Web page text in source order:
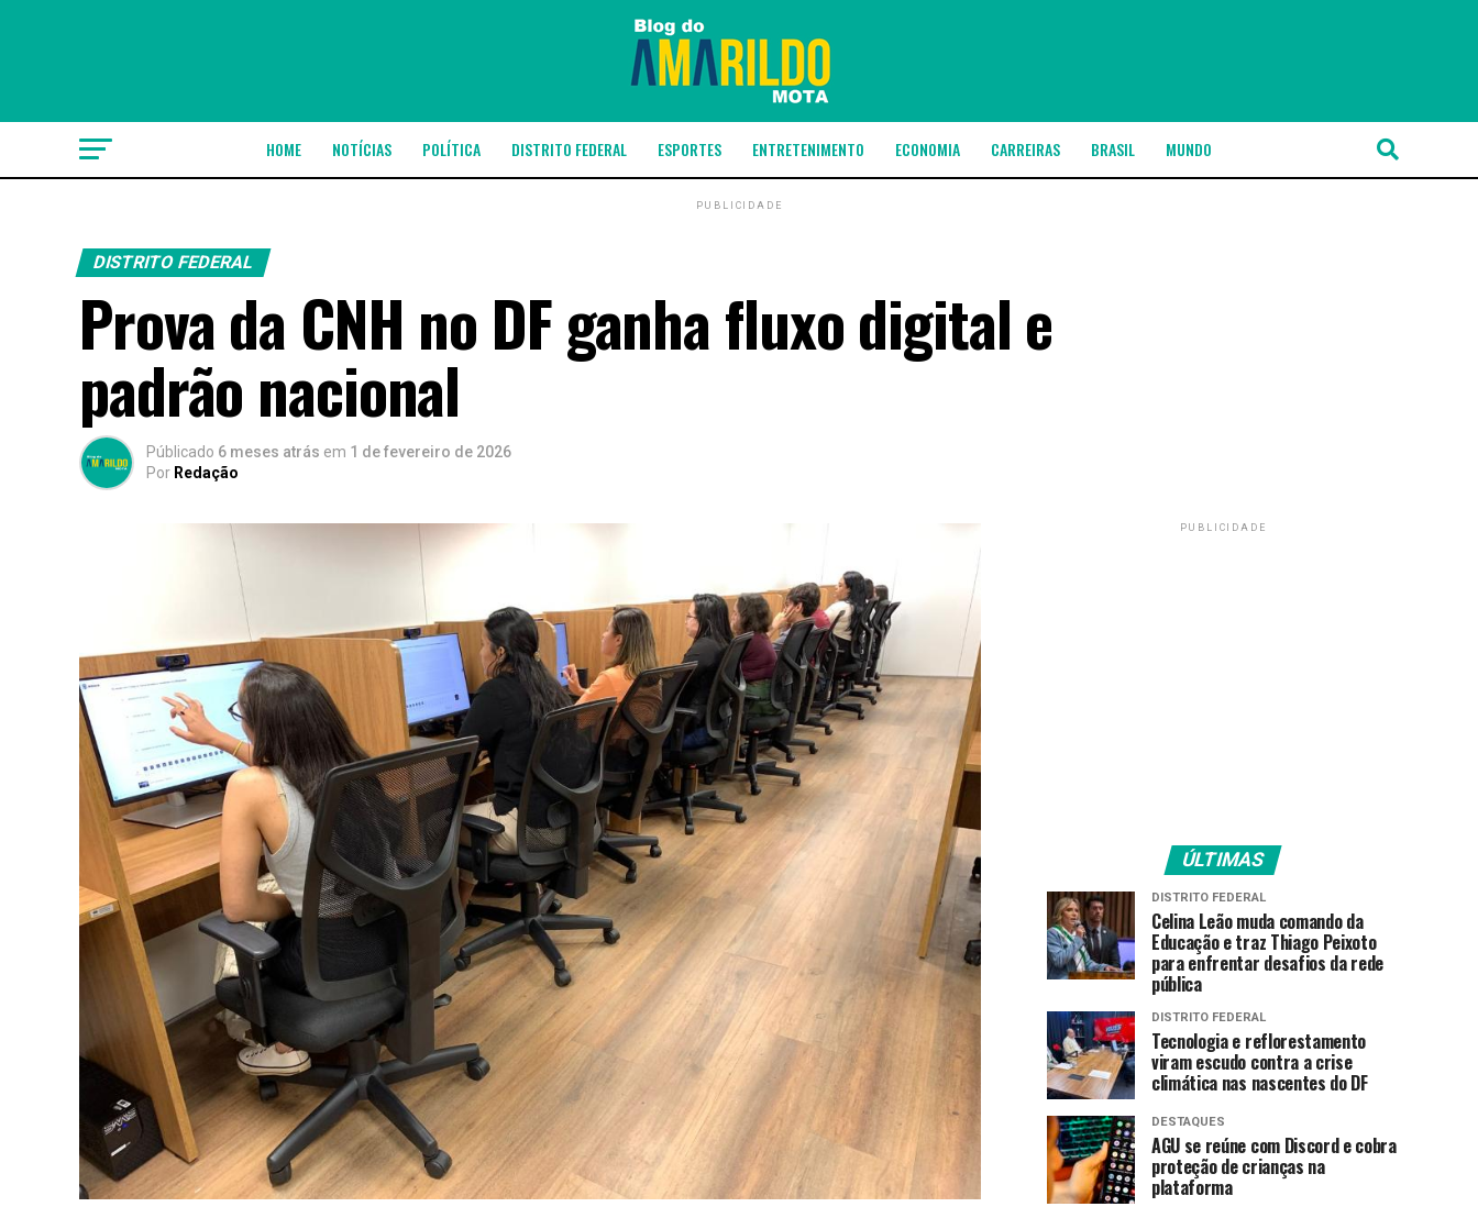
HOME NOTÍCIAS POLÍTICA DISTRITO FEDERAL ESPORTES ENTRETENIMENTO ECONOMIA CARREIRAS BRASIL MUNDO
PUBLICIDADE
DISTRITO FEDERAL
Prova da CNH no DF ganha fluxo digital e
padrão nacional
Públicado 6 meses atrás em 1 de fevereiro de 2026
Por Redação
PUBLICIDADE
ÚLTIMAS
DISTRITO FEDERAL
Celina Leão muda comando da
Educação e traz Thiago Peixoto
para enfrentar desafios da rede
pública
DISTRITO FEDERAL
Tecnologia e reflorestamento
viram escudo contra a crise
climática nas nascentes do DF
DESTAQUES
AGU se reúne com Discord e cobra
proteção de crianças na
plataforma